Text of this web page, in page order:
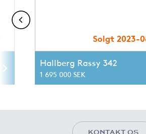
Solgt 2023-
Hallberg Rassy 342
1 695 000 SEK
KONTAKT OS